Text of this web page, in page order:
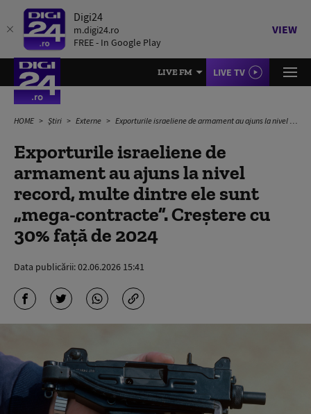
Digi24
m.digi24.ro
FREE - In Google Play
VIEW
LIVE FM LIVE TV
HOME Știri Externe Exporturile israeliene de armament au ajuns la nivel record, multe dintre ele sunt „mega-contracte”. Creștere cu 30% față de 2024
Exporturile israeliene de
armament au ajuns la nivel
record, multe dintre ele sunt
„mega-contracte”. Creștere cu
30% față de 2024
Data publicării:02.06.2026 15:41